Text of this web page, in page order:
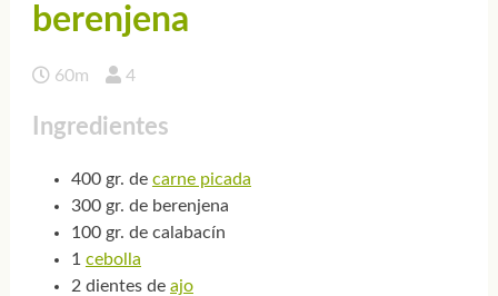
berenjena
60m 4
Ingredientes
400 gr. de carne picada
300 gr. de berenjena
100 gr. de calabacín
1 cebolla
2 dientes de ajo